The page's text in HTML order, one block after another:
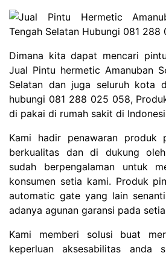
Dimana kita dapat mencari
Jual Pintu hermetic Amanuban
Selatan dan juga seluruh kota
hubungi 081 288 025 058,
di pakai di rumah sakit di
Kami hadir penawaran produk
berkualitas dan di dukung
sudah berpengalaman untuk
konsumen setia kami. Produk
automatic gate yang lain
adanya agunan garansi pada
Kami memberi solusi buat
keperluan aksesabilitas anda